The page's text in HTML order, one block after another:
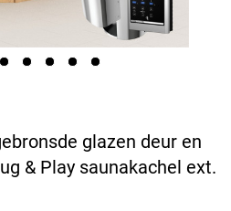
glazen deur en
& Play saunakachel ext.